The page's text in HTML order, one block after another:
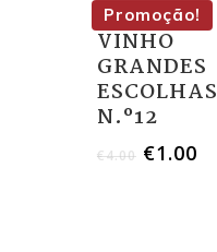
Promoção!
REVISTA
VINHO
GRANDES
ESCOLHAS
N.º12
€4.00 €1.00